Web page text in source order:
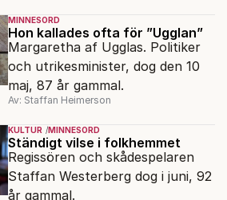
MINNESORD
Hon kallades ofta för ”Ugglan”
Margaretha af Ugglas. Politiker
och utrikesminister, dog den 10
maj, 87 år gammal.
Av: Staffan Heimerson
KULTUR MINNESORD
Ständigt vilse i folkhemmet
Regissören och skådespelaren
Staffan Westerberg dog i juni, 92
år gammal.